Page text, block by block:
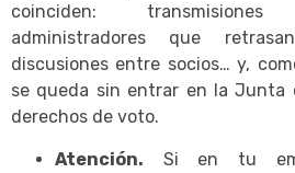
coinciden:
administradores que
discusiones entre socios… y,
se queda sin entrar en la Junta
derechos de voto.
Atención. Si en tu